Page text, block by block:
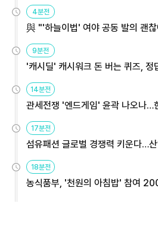
4분전
與 "'하늘이법' 여야 공동 발의 괜
9분전
'캐시딜' 캐시워크 돈 버는 퀴즈, 정
14분전
관세전쟁 '엔드게임' 윤곽 나오나…
용해야
17분전
섬유패션 글로벌 경쟁력 키운다…
원
18분전
농식품부, '천원의 아침밥' 참여